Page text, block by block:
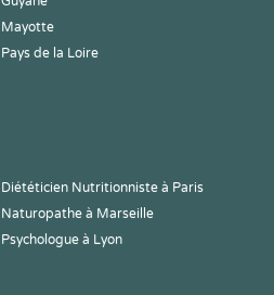
Mayotte
Pays de la Loire
Diététicien Nutritionniste à Paris
Naturopathe à Marseille
Psychologue à Lyon